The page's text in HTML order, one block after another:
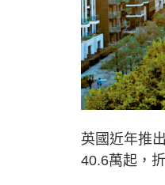
英國近年推
40.6萬起，